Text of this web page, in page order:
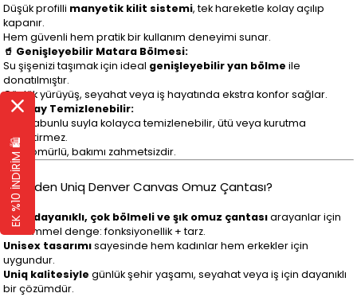
Düşük profilli manyetik kilit sistemi, tek hareketle kolay açılıp
kapanır.
Hem güvenli hem pratik bir kullanım deneyimi sunar.
🥤 Genişleyebilir Matara Bölmesi:
Su şişenizi taşımak için ideal genişleyebilir yan bölme ile
donatılmıştır.
Günlük yürüyüş, seyahat veya iş hayatında ekstra konfor sağlar.
🧼 Kolay Temizlenebilir:
Elde sabunlu suyla kolayca temizlenebilir, ütü veya kurutma
gerektirmez.
Uzun ömürlü, bakımı zahmetsizdir.
🔹 Neden Uniq Denver Canvas Omuz Çantası?
Suya dayanıklı, çok bölmeli ve şık omuz çantasıarayanlar için
mükemmel denge: fonksiyonellik + tarz.
Unisex tasarımısayesinde hem kadınlar hem erkekler için
uygundur.
Uniq kalitesiyle günlük şehir yaşamı, seyahat veya iş için dayanıklı
bir çözümdür.
EK %10 İNDİRİM 🛍️